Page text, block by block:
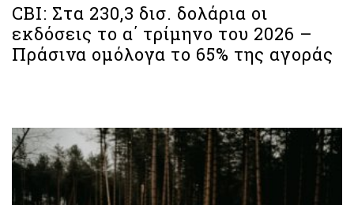
CBI: Στα 230,3 δισ. δολάρια οι
εκδόσεις το α΄ τρίμηνο του 2026 –
Πράσινα ομόλογα το 65% της αγοράς